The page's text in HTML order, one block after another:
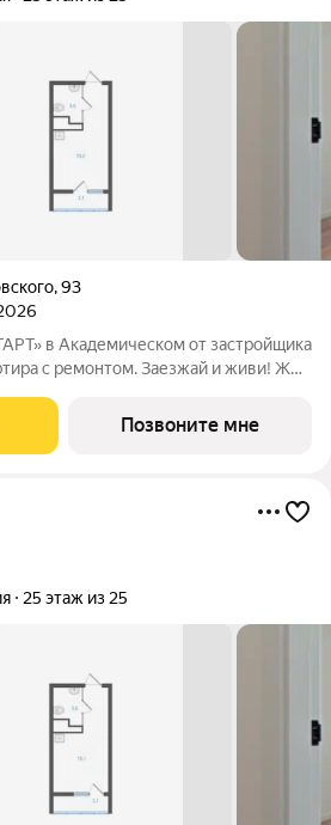
,93
в Академическом от застройщика
с ремонтом. Заезжай и живи! ЖК
де Геннина - Краснолесья -
Позвоните мне
25 этаж из 25